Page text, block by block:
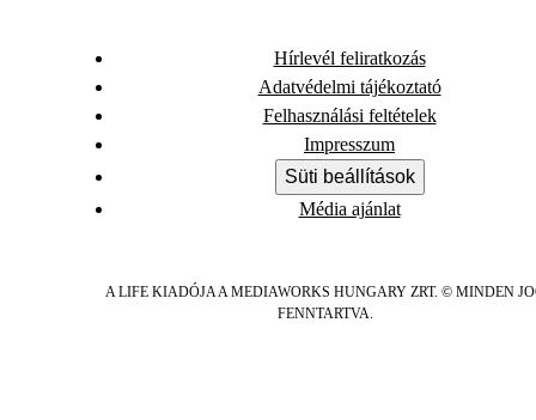
Hírlevél feliratkozás
Adatvédelmi tájékoztató
Felhasználási feltételek
Impresszum
Süti beállítások
Média ajánlat
A LIFE KIADÓJA A MEDIAWORKS HUNGARY ZRT. © MINDEN
FENNTARTVA.